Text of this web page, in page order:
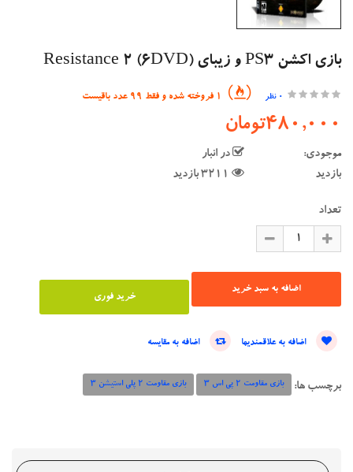
بازی اکشن PS3 و زیبای (Resistance 2 (6DVD
0 نظر
480,000تومان
موجودی:
در انبار
بازدید
تعداد
اضافه به علاقمندیها اضافه به مقایسه
برچسب ها: بازی مقاومت 2 پی اس 3 بازی مقاومت 2 پلی استیشن 3